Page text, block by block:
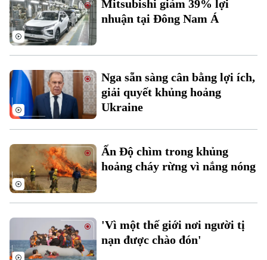
Đất đai
Kinh nghiệm
Xe máy
Thị trường
Tuyển sinh
Hướng nghiệp
Tin tức
Di tích
Sức khỏe
Y tế
Dinh dưỡng
Tư vấn sức khỏe
Bóng đá
Quần vợt
Golf
Giải trí
Điện ảnh
Âm nhạc
Đã phát sóng
Mitsubishi giảm 39% lợi
nhuận tại Đông Nam Á
Nga sẵn sàng cân bằng lợi ích,
giải quyết khủng hoảng
Ukraine
Ấn Độ chìm trong khủng
hoảng cháy rừng vì nắng nóng
'Vì một thế giới nơi người tị
nạn được chào đón'